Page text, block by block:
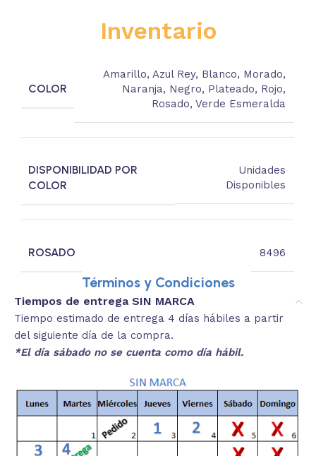
Inventario
COLOR
Amarillo, Azul Rey, Blanco, Morado,
Naranja, Negro, Plateado, Rojo,
Rosado,Verde Esmeralda
DISPONIBILIDAD POR
COLOR
Unidades
Disponibles
ROSADO 8496
Términos y Condiciones
Tiempos de entrega SIN MARCA
Tiempo estimado de entrega 4 días hábiles a partir
del siguiente día de la compra.
*El día sábado no se cuenta como día hábil.